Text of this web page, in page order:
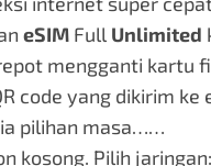
eSIM Full Unlimited
mengganti kartu
code yang dikirim ke
pilihan masa……
kosong. Pilih